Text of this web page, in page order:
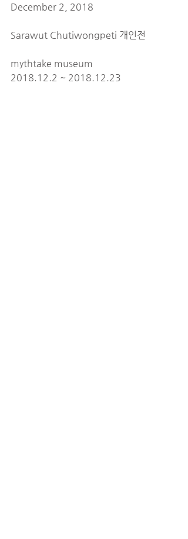
December 2, 2018
Sarawut Chutiwongpeti 개인전
mythtake museum
2018.12.2 ~ 2018.12.23